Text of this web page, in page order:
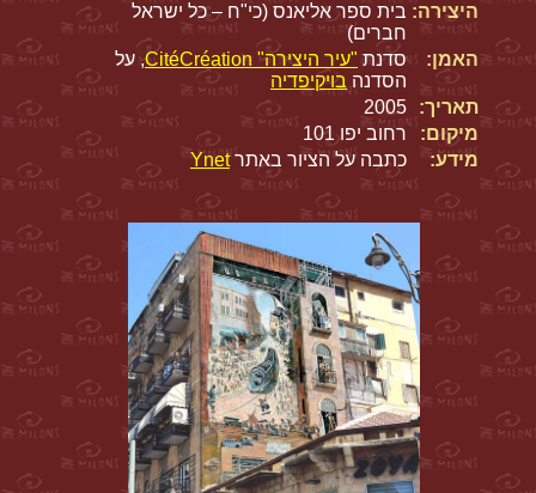
היצירה: בית ספר אליאנס (כי"ח – כל ישראל
חברים)
האמן:
סדנת "עיר היצירה" CitéCréation
, על
הסדנה בויקיפדיה
תאריך:
2005
מיקום:
רחוב יפו 101
מידע:
כתבה על הציור באתרYnet